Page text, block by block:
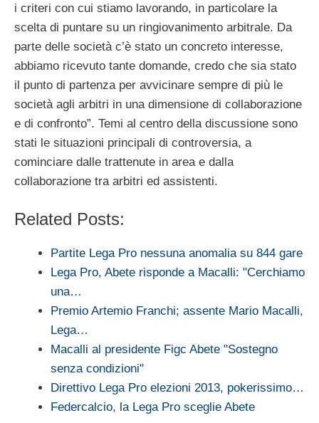
i criteri con cui stiamo lavorando, in particolare la
scelta di puntare su un ringiovanimento arbitrale. Da
parte delle società c’è stato un concreto interesse,
abbiamo ricevuto tante domande, credo che sia stato
il punto di partenza per avvicinare sempre di più le
società agli arbitri in una dimensione di collaborazione
e di confronto”. Temi al centro della discussione sono
stati le situazioni principali di controversia, a
cominciare dalle trattenute in area e dalla
collaborazione tra arbitri ed assistenti.
Related Posts:
Partite Lega Pro nessuna anomalia su 844 gare
Lega Pro, Abete risponde a Macalli: "Cerchiamo
una…
Premio Artemio Franchi; assente Mario Macalli,
Lega…
Macalli al presidente Figc Abete "Sostegno
senza condizioni"
Direttivo Lega Pro elezioni 2013, pokerissimo…
Federcalcio, la Lega Pro sceglie Abete